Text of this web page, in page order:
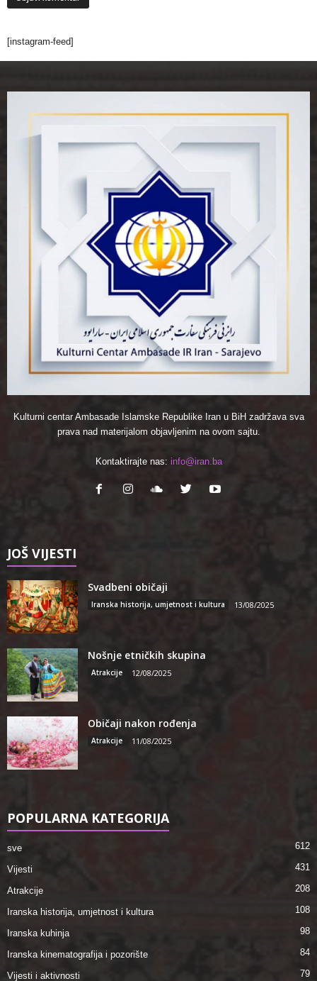
[instagram-feed]
Kulturni centar Ambasade Islamske Republike Iran u BiH zadržava sva
prava nad materijalom objavljenim na ovom sajtu.
Kontaktirajte nas: info@iran.ba
JOŠ VIJESTI
Svadbeni običaji
Iranska historija, umjetnost i kultura 13/08/2025
Nošnje etničkih skupina
Atrakcije 12/08/2025
Običaji nakon rođenja
Atrakcije 11/08/2025
POPULARNA KATEGORIJA
sve 612
Vijesti 431
Atrakcije 208
Iranska historija, umjetnost i kultura 108
Iranska kuhinja 98
Iranska kinematografija i pozorište 84
Vijesti i aktivnosti 79